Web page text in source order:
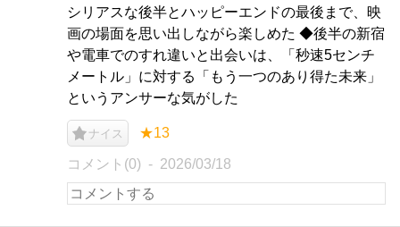
シリアスな後半とハッピーエンドの最後まで、映
画の場面を思い出しながら楽しめた ◆後半の新宿
や電車でのすれ違いと出会いは、「秒速5センチ
メートル」に対する「もう一つのあり得た未来」
というアンサーな気がした
ナイス ★13
コメント(0) 2026/03/18